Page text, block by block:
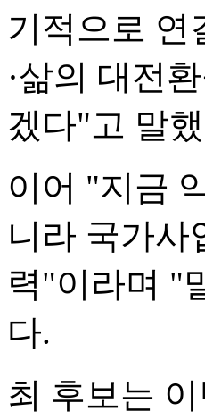
기적으로 연
·삶의 대전
겠다"고 말
이어 "지금
니라 국가사
력"이라며 "
다.
최 후보는